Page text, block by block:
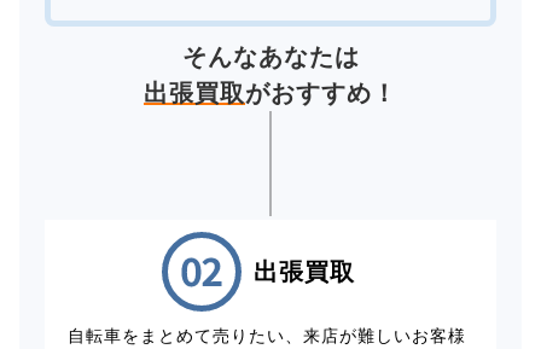
そんなあなたは
出張買取がおすすめ！
出張買取
自転車をまとめて売りたい、来店が難しいお客様